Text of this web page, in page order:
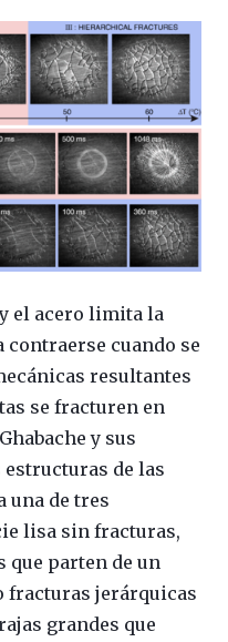
el acero limita la
contraerse cuando se
resultantes
se fracturen en
y sus
estructuras de las
una de tres
lisa sin fracturas,
que parten de un
fracturas jerárquicas
grandes que